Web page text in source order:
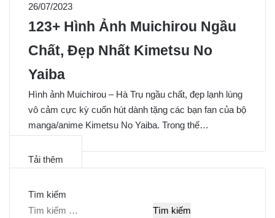
26/07/2023
123+ Hình Ảnh Muichirou Ngầu
Chất, Đẹp Nhất Kimetsu No
Yaiba
Hình ảnh Muichirou – Hà Trụ ngầu chất, đẹp lạnh lùng
vô cảm cực kỳ cuốn hút dành tặng các bạn fan của bộ
manga/anime Kimetsu No Yaiba. Trong thế…
Tải thêm
Tìm kiếm
T